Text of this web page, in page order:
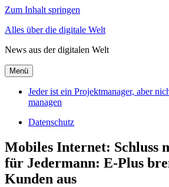
Zum Inhalt springen
Alles über die digitale Welt
News aus der digitalen Welt
Menü
Jeder ist ein Projektmanager, aber
managen
Datenschutz
Mobiles Internet: Schluss
für Jedermann: E-Plus
Kunden aus